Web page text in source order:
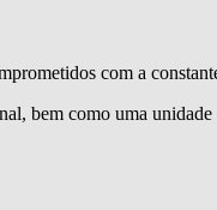
com a
bem como uma